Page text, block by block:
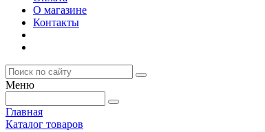
О магазине
Контакты
Меню
Главная
Каталог товаров